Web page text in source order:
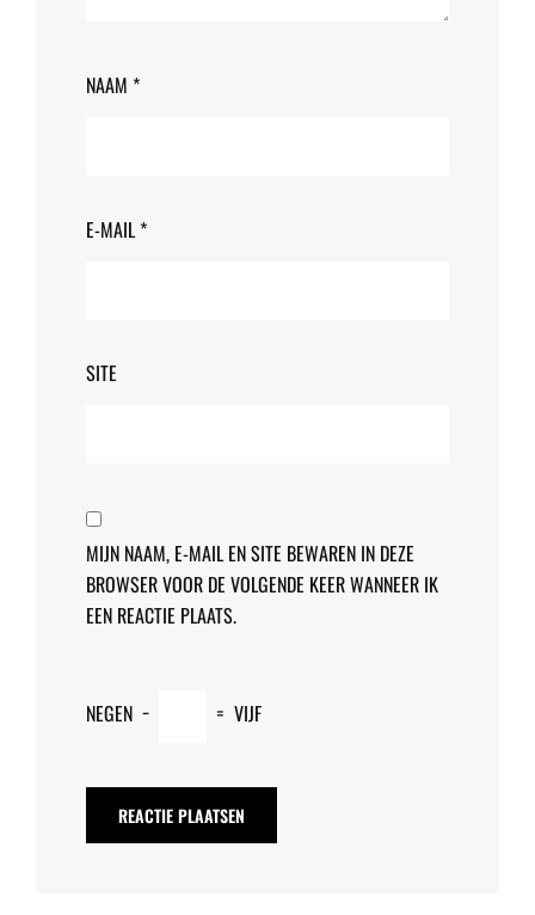
NAAM *
E-MAIL *
SITE
MIJN NAAM, E-MAIL EN SITE BEWAREN IN DEZE
BROWSER VOOR DE VOLGENDE KEER WANNEER IK
EEN REACTIE PLAATS.
NEGEN − = VIJF